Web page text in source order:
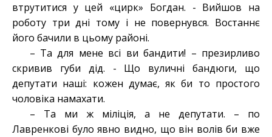
втрутитися у цей «цирк» Богдан. - Вийшов на
роботу три дні тому і не повернувся. Востаннє
його бачили в цьому районі.
– Та для мене всі ви бандити! – презирливо
скривив губи дід. - Що вуличні бандюги, що
депутати наші: кожен думає, як би то простого
чоловіка намахати.
– Та ми ж міліція, а не депутати. – по
Лавренкові було явно видно, що він волів би вже